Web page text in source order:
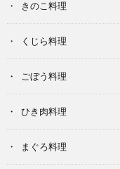
きのこ料理
くじら料理
ごぼう料理
ひき肉料理
まぐろ料理